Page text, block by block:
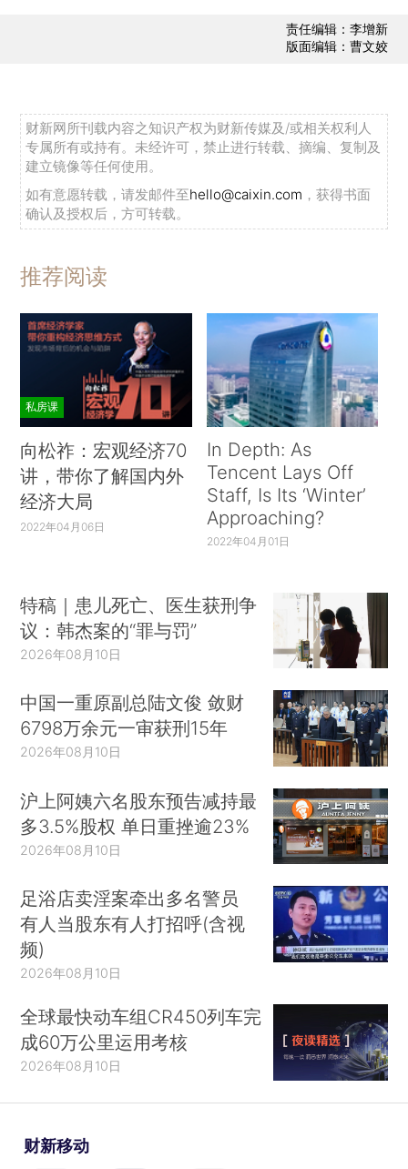
责任编辑：李增新
版面编辑：曹文姣
财新网所刊载内容之知识产权为财新传媒及/或相关权利人
专属所有或持有。未经许可，禁止进行转载、摘编、复制及
建立镜像等任何使用。
如有意愿转载，请发邮件至hello@caixin.com ，获得书面
确认及授权后，方可转载。
推荐阅读
私房课
向松祚：宏观经济70
讲，带你了解国内外
经济大局
2022年04月06日
In Depth: As
Tencent Lays Off
Staff, Is Its ‘Winter’
Approaching?
2022年04月01日
特稿｜患儿死亡、医生获刑争
议：韩杰案的“罪与罚”
2026年08月10日
中国一重原副总陆文俊 敛财
6798万余元一审获刑15年
2026年08月10日
沪上阿姨六名股东预告减持最
多3.5%股权 单日重挫逾23%
2026年08月10日
足浴店卖淫案牵出多名警员
有人当股东有人打招呼(含视
频)
2026年08月10日
全球最快动车组CR450列车完
成60万公里运用考核
2026年08月10日
财新移动